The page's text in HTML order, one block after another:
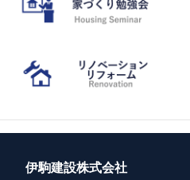
伊駒建設株式会社